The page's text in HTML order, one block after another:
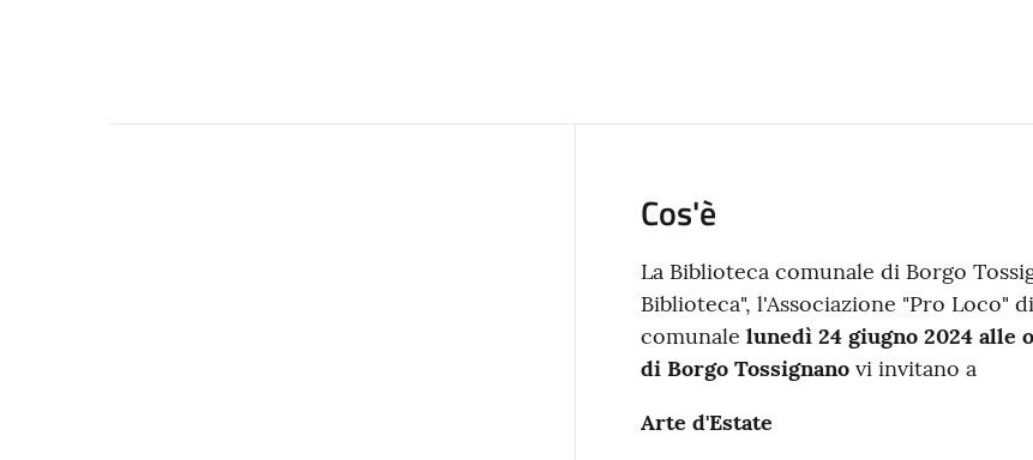
Cos'è
La Biblioteca comunale di Borgo
Biblioteca", l'Associazione "Pro Loco"
comunale lunedì 24 giugno 2024 alle
di Borgo Tossignanovi invitano a
Arte d'Estate